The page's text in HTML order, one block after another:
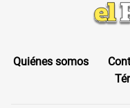
Quiénes somos